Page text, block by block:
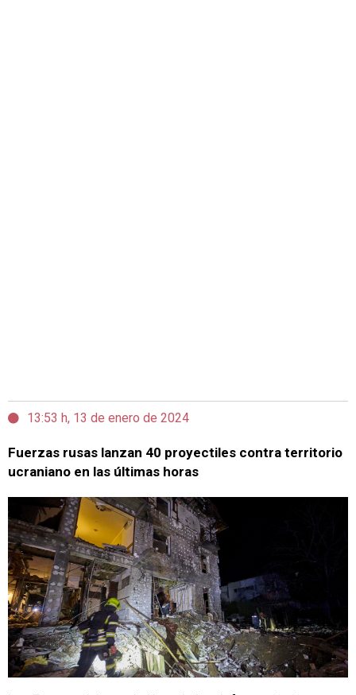
13:53 h, 13 de enero de 2024
Fuerzas rusas lanzan 40 proyectiles contra territorio
ucraniano en las últimas horas